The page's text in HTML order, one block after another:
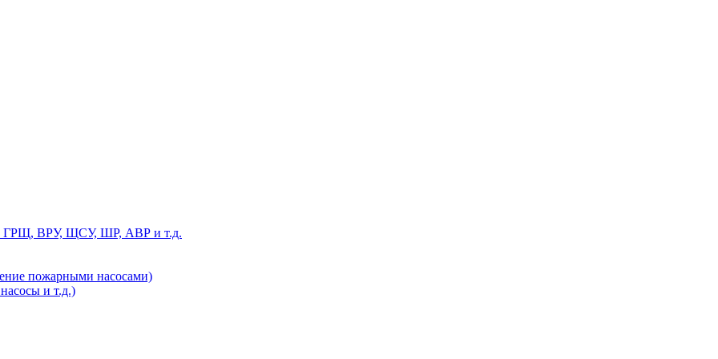
ГРЩ, ВРУ, ЩСУ, ШР, АВР и т.д.
пожарными насосами)
и т.д.)